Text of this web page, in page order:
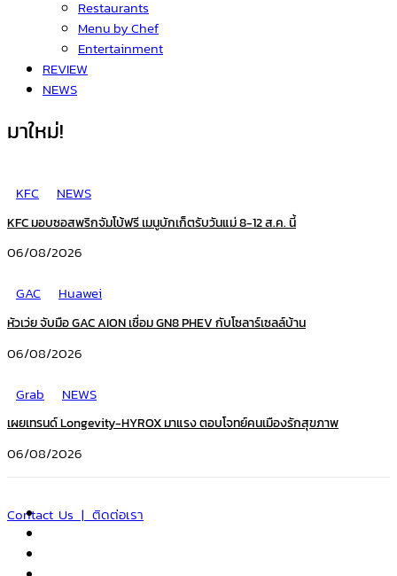
Restaurants
Menu by Chef
Entertainment
REVIEW
NEWS
มาใหม่!
KFC NEWS
KFC มอบซอสพริกจัมโบ้ฟรี เมนูบักเก็ตรับวันแม่ 8-12 ส.ค. นี้
06/08/2026
GAC
Huawei
หัวเว่ย จับมือ GAC AION เชื่อม GN8 PHEV กับโซลาร์เซลล์บ้าน
06/08/2026
Grab
NEWS
เผยเทรนด์ Longevity-HYROX มาแรง ตอบโจทย์คนเมืองรักสุขภาพ
06/08/2026
Contact Us | ติดต่อเรา